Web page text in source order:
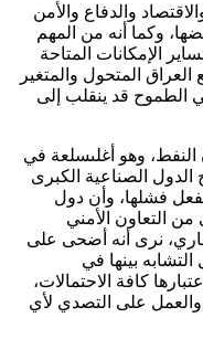
والدفاع والأمن
وكما أنه من المهم
الإمكانات المتاحة
المتحول والمتغير
في الطموح قد ينقلب إلى
النفط، وهو أغلىسلعة في
الدول الصناعية الكبرى
فشلها، وأن دول
التعاون الأمني
نرى أنه أضحى على
بينها في
كافة الاحتمالات،
على التصدي لأي